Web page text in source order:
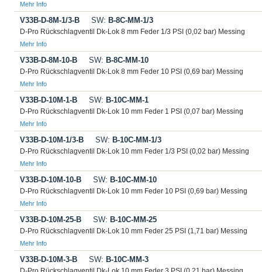
Mehr Info
V33B-D-8M-1/3-B SW: B-8C-MM-1/3
D-Pro Rückschlagventil Dk-Lok 8 mm Feder 1/3 PSI (0,02 bar) Messing
Mehr Info
V33B-D-8M-10-B SW: B-8C-MM-10
D-Pro Rückschlagventil Dk-Lok 8 mm Feder 10 PSI (0,69 bar) Messing
Mehr Info
V33B-D-10M-1-B SW: B-10C-MM-1
D-Pro Rückschlagventil Dk-Lok 10 mm Feder 1 PSI (0,07 bar) Messing
Mehr Info
V33B-D-10M-1/3-B SW: B-10C-MM-1/3
D-Pro Rückschlagventil Dk-Lok 10 mm Feder 1/3 PSI (0,02 bar) Messing
Mehr Info
V33B-D-10M-10-B SW: B-10C-MM-10
D-Pro Rückschlagventil Dk-Lok 10 mm Feder 10 PSI (0,69 bar) Messing
Mehr Info
V33B-D-10M-25-B SW: B-10C-MM-25
D-Pro Rückschlagventil Dk-Lok 10 mm Feder 25 PSI (1,71 bar) Messing
Mehr Info
V33B-D-10M-3-B SW: B-10C-MM-3